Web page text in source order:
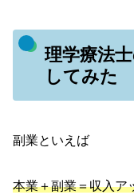
理学療法
してみた
副業といえば
本業＋副業＝収入ア